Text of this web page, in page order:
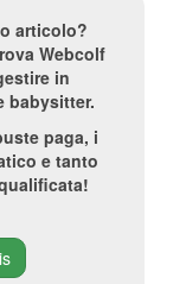
articolo?
Webcolf
in
babysitter.
paga, i
e tanto